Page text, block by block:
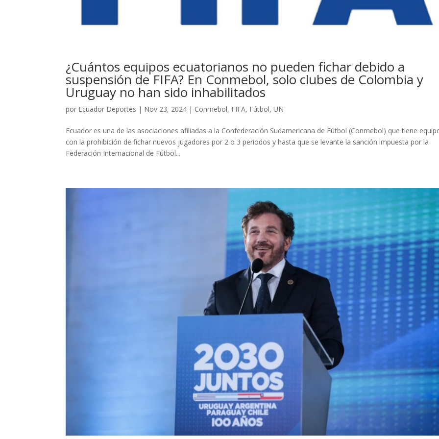
¿Cuántos equipos ecuatorianos no pueden fichar debido a
suspensión de FIFA? En Conmebol, solo clubes de Colombia y
Uruguay no han sido inhabilitados
por Ecuador Deportes | Nov 23, 2024 | Conmebol, FIFA, Fútbol,UN
Ecuador es una de las asociaciones afiliadas a la Confederación Sudamericana de Fútbol (Conmebol) que tiene
con la prohibición de fichar nuevos jugadores por 2 o 3 periodos y hasta que se levante la sanción impuesta por la
Federación Internacional de Fútbol...